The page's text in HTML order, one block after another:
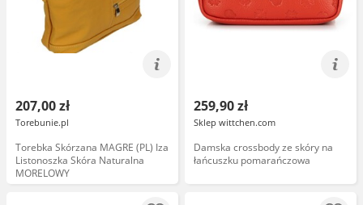
207,00 zł
Torebunie.pl
Torebka Skórzana MAGRE (PL) Iza
Listonoszka Skóra Naturalna
MORELOWY
259,90 zł
Sklep wittchen.com
Damska crossbody ze skóry na
łańcuszku pomarańczowa